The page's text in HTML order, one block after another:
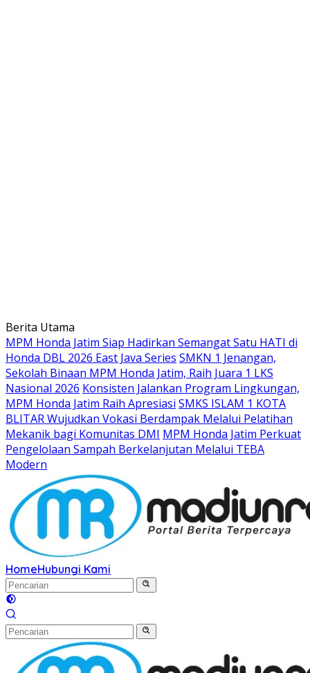
Langsung
ke
konten
Berita Utama
MPM Honda Jatim Siap Hadirkan Semangat Satu HATI di
Honda DBL 2026 East Java Series SMKN 1 Jenangan,
Sekolah Binaan MPM Honda Jatim, Raih Juara 1 LKS
Nasional 2026 Konsisten Jalankan Program Lingkungan,
MPM Honda Jatim Raih Apresiasi SMKS ISLAM 1 KOTA
BLITAR Wujudkan Vokasi Berdampak Melalui Pelatihan
Mekanik bagi Komunitas DMI MPM Honda Jatim Perkuat
Pengelolaan Sampah Berkelanjutan Melalui TEBA
Modern
HomeHubungi Kami